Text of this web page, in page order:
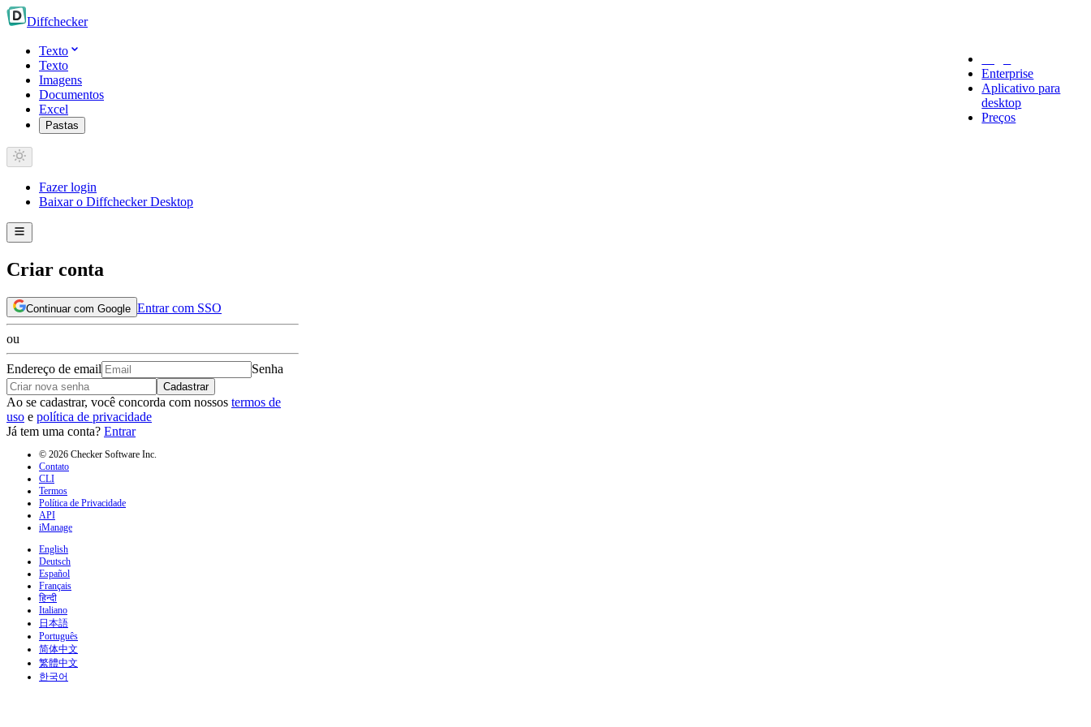
Diffchecker
Texto
Texto
Imagens
Documentos
Excel
Pastas
Enterprise
Aplicativo para
desktop
Preços
Fazer login
Baixar o Diffchecker Desktop
Criar conta
Continuar com Google Entrar com SSO
ou
Endereço de email Senha
Cadastrar
Ao se cadastrar, você concorda com nossos termos de
uso e política de privacidade
Já tem uma conta? Entrar
© 2026 Checker Software Inc.
Contato
CLI
Termos
Política de Privacidade
API
iManage
English
Deutsch
Español
Français
हिन्दी
Italiano
日本語
Português
简体中文
繁體中文
한국어